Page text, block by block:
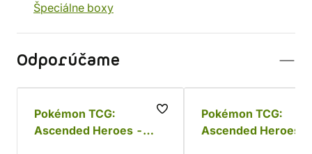
Špeciálne boxy
Odporúčame
Pokémon TCG:
Ascended Heroes -
Pokémon TCG:
Ascended Heroes -